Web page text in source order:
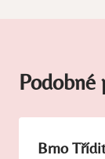
Podobné
Brno